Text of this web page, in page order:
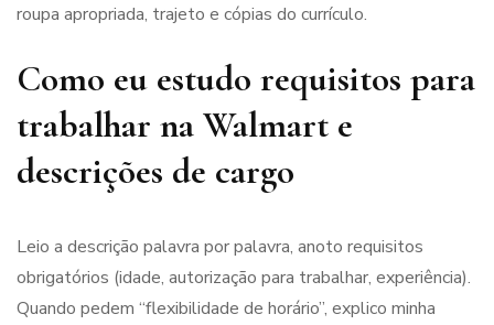
roupa apropriada, trajeto e cópias do currículo.
Como eu estudo requisitos para
trabalhar na Walmart e
descrições de cargo
Leio a descrição palavra por palavra, anoto requisitos
obrigatórios (idade, autorização para trabalhar, experiência).
Quando pedem “flexibilidade de horário”, explico minha